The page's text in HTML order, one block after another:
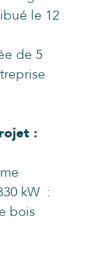
le 12
de 5
:
kW :
bois